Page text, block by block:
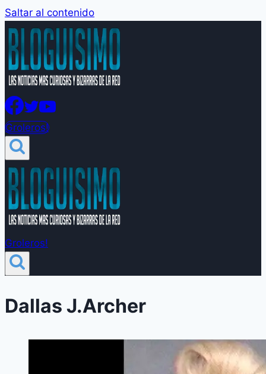
Saltar al contenido
Groleros!
Groleros!
Dallas J.Archer